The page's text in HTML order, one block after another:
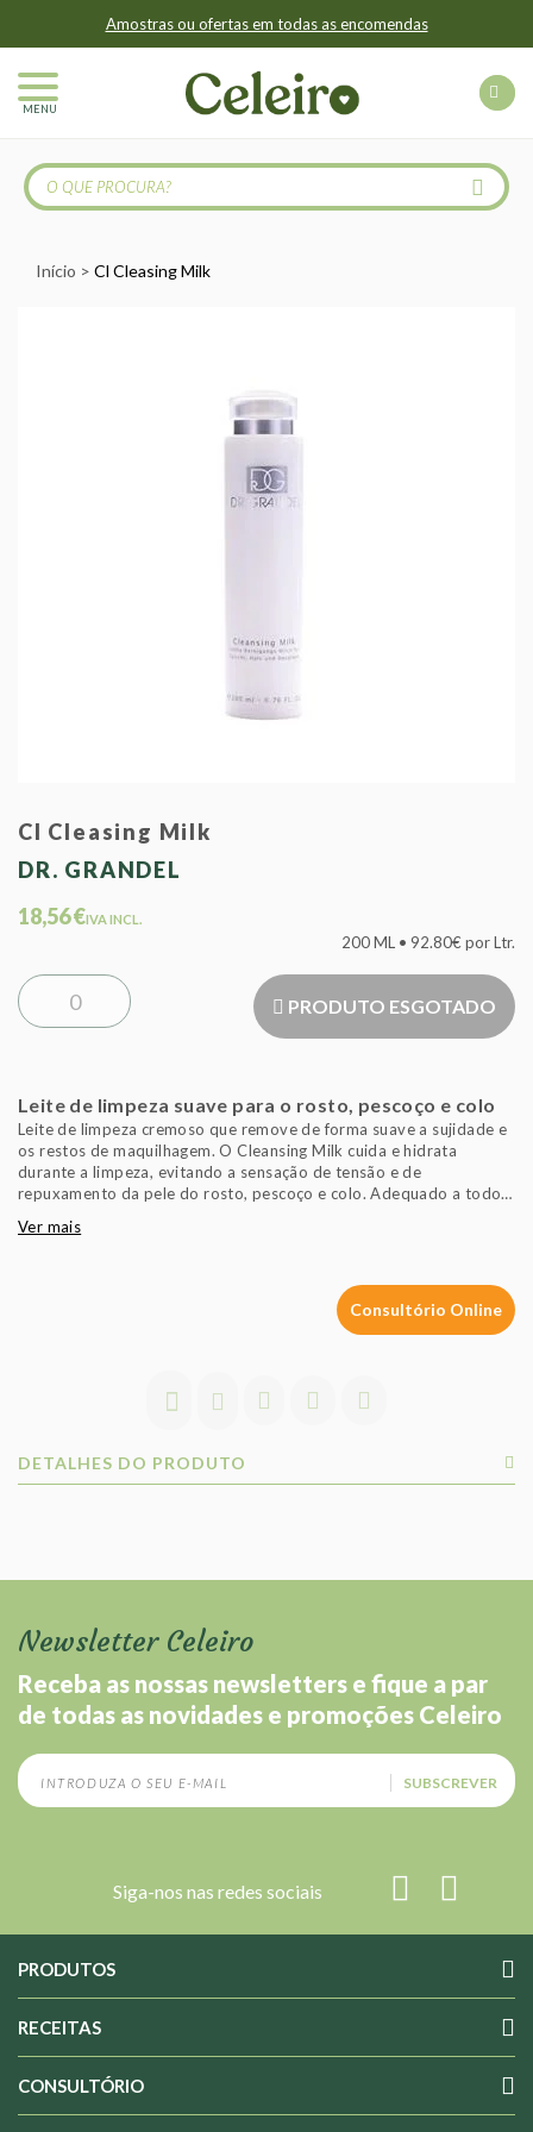
Amostras ou ofertas em todas as encomendas
MENU
Início Cl Cleasing Milk
Cl Cleasing Milk
DR. GRANDEL
18,56 €IVA INCL.
200 ML • 92.80€ por Ltr.
PRODUTO ESGOTADO
Leite de limpeza suave para o rosto, pescoço e colo
Leite de limpeza cremoso que remove de forma suave a sujidade e
os restos de maquilhagem. O Cleansing Milk cuida e hidrata
durante a limpeza, evitando a sensação de tensão e de
repuxamento da pele do rosto, pescoço e colo. Adequado a todos
Ver mais
Consultório Online
DETALHES DO PRODUTO
Newsletter Celeiro
Receba as nossas newsletters e fique a par
de todas as novidades e promoções Celeiro
SUBSCREVER
Siga-nos nas redes sociais
PRODUTOS
RECEITAS
CONSULTÓRIO